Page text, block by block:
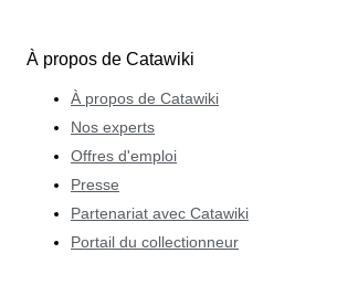
À propos de Catawiki
À propos de Catawiki
Nos experts
Offres d'emploi
Presse
Partenariat avec Catawiki
Portail du collectionneur